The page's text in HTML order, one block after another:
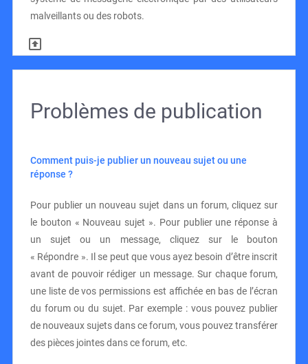
malveillants ou des robots.
Problèmes de publication
Comment puis-je publier un nouveau sujet ou une
réponse ?
Pour publier un nouveau sujet dans un forum, cliquez sur
le bouton « Nouveau sujet ». Pour publier une réponse à
un sujet ou un message, cliquez sur le bouton
« Répondre ». Il se peut que vous ayez besoin d’être inscrit
avant de pouvoir rédiger un message. Sur chaque forum,
une liste de vos permissions est affichée en bas de l’écran
du forum ou du sujet. Par exemple : vous pouvez publier
de nouveaux sujets dans ce forum, vous pouvez transférer
des pièces jointes dans ce forum, etc.